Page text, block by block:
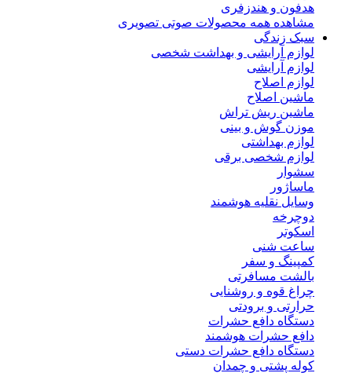
هدفون و هندزفری
مشاهده همه محصولات صوتی تصویری
سبک زندگی
لوازم آرایشی و بهداشت شخصی
لوازم آرایشی
لوازم اصلاح
ماشین اصلاح
ماشین ریش تراش
موزن گوش و بینی
لوازم بهداشتی
لوازم شخصی برقی
سشوار
ماساژور
وسایل نقلیه هوشمند
دوچرخه
اسکوتر
ساعت شنی
کمپینگ و سفر
بالشت مسافرتی
چراغ قوه و روشنایی
حرارتی و برودتی
دستگاه دافع حشرات
دافع حشرات هوشمند
دستگاه دافع حشرات دستی
کوله پشتی و چمدان